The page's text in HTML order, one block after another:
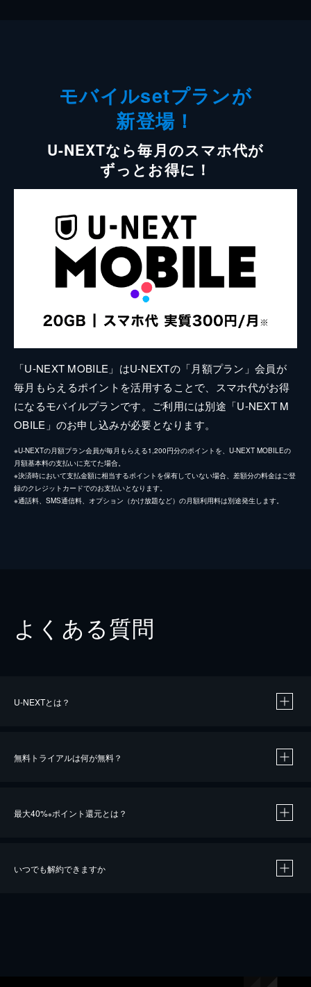
モバイルsetプランが
新登場！
U-NEXTなら毎月のスマホ代が
ずっとお得に！
「U-NEXT MOBILE」はU-NEXTの「月額プラン」会員が
毎月もらえるポイントを活用することで、スマホ代がお得
になるモバイルプランです。ご利用には別途「U-NEXT M
OBILE」のお申し込みが必要となります。
※U-NEXTの月額プラン会員が毎月もらえる1,200円分のポイントを、U-NEXT MOBILEの
月額基本料の支払いに充てた場合。
※決済時において支払金額に相当するポイントを保有していない場合、差額分の料金はご登
録のクレジットカードでのお支払いとなります。
※通話料、SMS通信料、オプション（かけ放題など）の月額利用料は別途発生します。
よくある質問
U-NEXTとは？
無料トライアルは何が無料？
最大40%※ポイント還元とは？
いつでも解約できますか